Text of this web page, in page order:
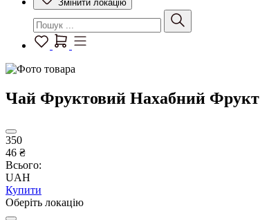
Змінити локацію
Чай Фруктовий Нахабний Фрукт
350
46 ₴
Всього:
UAH
Купити
Оберіть локацію